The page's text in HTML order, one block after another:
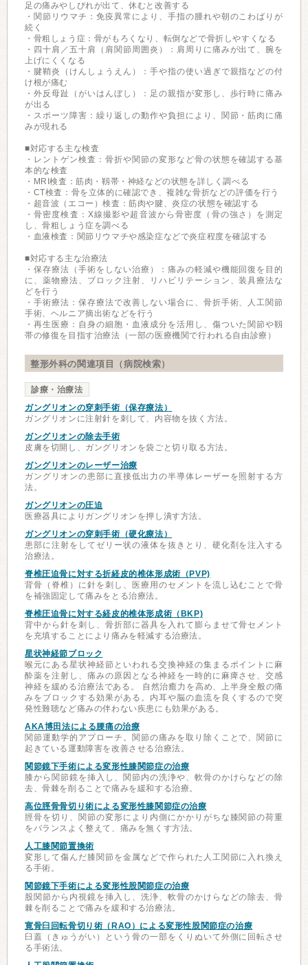
足の痛みやしびれが出て、休むと改善する
・関節リウマチ：免疫異常により、手指の腫れや朝のこわばりが
続く
・骨粗しょう症：骨がもろくなり、転倒などで骨折しやすくなる
・四十肩／五十肩（肩関節周囲炎）：肩周りに痛みが出て、腕を
上げにくくなる
・腱鞘炎（けんしょうえん）：手や指の使い過ぎで親指などの付
け根が痛む
・外反母趾（がいはんぼし）：足の親指が変形し、歩行時に痛み
が出る
・スポーツ障害：繰り返しの動作や負担により、関節・筋肉に痛
みが現れる
■対応する主な検査
・レントゲン検査：骨折や関節の変形など骨の状態を確認する基
本的な検査
・MRI検査：筋肉・靱帯・神経などの状態を詳しく調べる
・CT検査：骨を立体的に確認でき、複雑な骨折などの評価を行う
・超音波（エコー）検査：筋肉や腱、炎症の状態を確認する
・骨密度検査：X線撮影や超音波から骨密度（骨の強さ）を測定
し、骨粗しょう症を調べる
・血液検査：関節リウマチや感染症などで炎症程度を確認する
■対応する主な治療法
・保存療法（手術をしない治療）：痛みの軽減や機能回復を目的
に、薬物療法、ブロック注射、リハビリテーション、装具療法な
どを行う
・手術療法：保存療法で改善しない場合に、骨折手術、人工関節
手術、ヘルニア摘出術などを行う
・再生医療：自身の細胞・血液成分を活用し、傷ついた関節や靱
帯の修復を目指す治療法（一部の医療機関で行われる自由診療）
整形外科の関連項目（病院検索）
診療・治療法
ガングリオンの穿刺手術（保存療法）
ガングリオンに注射針を刺して、内容物を抜く方法。
ガングリオンの除去手術
皮膚を切開し、ガングリオンを袋ごと切り取る方法。
ガングリオンのレーザー治療
ガングリオンの患部に直接低出力の半導体レーザーを照射する方
法。
ガングリオンの圧迫
医療器具によりガングリオンを押し潰す方法。
ガングリオンの穿刺手術（硬化療法）
患部に注射をしてゼリー状の液体を抜きとり、硬化剤を注入する
治療法。
脊椎圧迫骨に対する折経皮的椎体形成術（PVP)
背骨（脊椎）に針を刺し、医療用のセメントを流し込むことで骨
を補強固定して痛みをとる治療法。
脊椎圧迫骨に対する経皮的椎体形成術（BKP)
背中から針を刺し、骨折部に器具を入れて膨らませて骨セメント
を充填することにより痛みを軽減する治療法。
星状神経節ブロック
喉元にある星状神経節といわれる交換神経の集まるポイントに麻
酔薬を注射し、痛みの原因となる神経を一時的に麻痺させ、交感
神経を緩める治療法である。 自然治癒力を高め、上半身全般の痛
みをブロックする効果がある。内耳や脳の血流を良くするので突
発性難聴など痛みの伴わない疾患にも効果がある。
AKA博田法による腰痛の治療
関節運動学的アプローチ。関節の痛みを取り除くことで、関節に
起きている運動障害を改善させる治療法。
関節鏡下手術による変形性膝関節症の治療
膝から関節鏡を挿入し、関節内の洗浄や、軟骨のかけらなどの除
去、骨棘を削ることで痛みを緩和する治療。
高位脛骨骨切り術による変形性膝関節症の治療
脛骨を切り、関節の変形により内側にかかりがちな膝関節の荷重
をバランスよく整えて、痛みを無くす方法。
人工膝関節置換術
変形して傷んだ膝関節を金属などで作られた人工関節に入れ換え
る手術。
関節鏡下手術による変形性股関節症の治療
股関節から内視鏡を挿入し、洗浄、軟骨のかけらなどの除去、骨
棘を削ることで痛みを緩和する治療法。
寛骨臼回転骨切り術（RAO）による変形性股関節症の治療
臼蓋（きゅうがい）という骨の一部をくりぬいて外側に回転させ
る手術法。